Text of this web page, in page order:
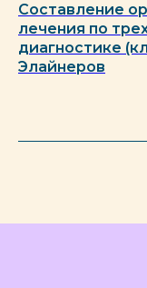
Составление
лечения по
диагностике
Элайнеров